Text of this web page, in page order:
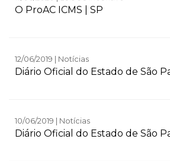
O ProAC ICMS | SP
12/06/2019 | Notícias
Diário Oficial do Estado de São
10/06/2019 | Notícias
Diário Oficial do Estado de São